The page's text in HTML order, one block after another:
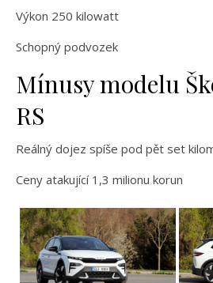
Výkon 250 kilowatt
Schopný podvozek
Mínusy modelu
RS
Reálný dojez spíše pod pět set
Ceny atakující 1,3 milionu korun